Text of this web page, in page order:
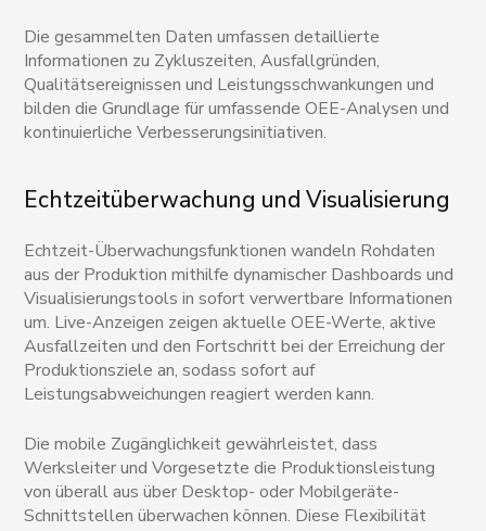
Die gesammelten Daten umfassen detaillierte
Informationen zu Zykluszeiten, Ausfallgründen,
Qualitätsereignissen und Leistungsschwankungen und
bilden die Grundlage für umfassende OEE-Analysen und
kontinuierliche Verbesserungsinitiativen.
Echtzeitüberwachung und Visualisierung
Echtzeit-Überwachungsfunktionen wandeln Rohdaten
aus der Produktion mithilfe dynamischer Dashboards und
Visualisierungstools in sofort verwertbare Informationen
um. Live-Anzeigen zeigen aktuelle OEE-Werte, aktive
Ausfallzeiten und den Fortschritt bei der Erreichung der
Produktionsziele an, sodass sofort auf
Leistungsabweichungen reagiert werden kann.
Die mobile Zugänglichkeit gewährleistet, dass
Werksleiter und Vorgesetzte die Produktionsleistung
von überall aus über Desktop- oder Mobilgeräte-
Schnittstellen überwachen können. Diese Flexibilität